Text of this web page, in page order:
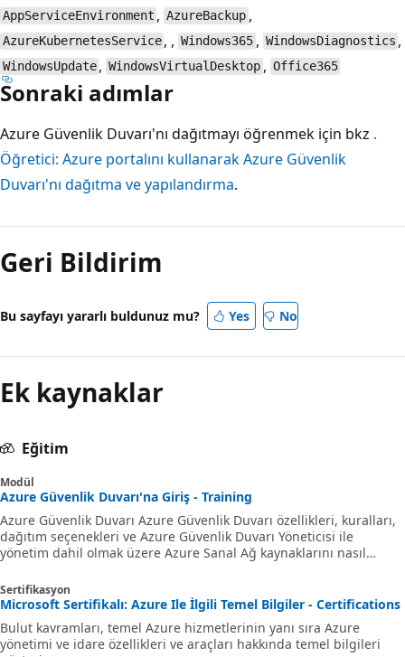
AppServiceEnvironment , AzureBackup ,
AzureKubernetesService , , Windows365 , WindowsDiagnostics ,
WindowsUpdate , WindowsVirtualDesktop , Office365
Sonraki adımlar
Azure Güvenlik Duvarı'nı dağıtmayı öğrenmek için bkz .
Öğretici: Azure portalını kullanarak Azure Güvenlik
Duvarı'nı dağıtma ve yapılandırma.
Geri Bildirim
Bu sayfayı yararlı buldunuz mu? Yes No
Ek kaynaklar
Eğitim
Modül
Azure Güvenlik Duvarı'na Giriş - Training
Azure Güvenlik Duvarı Azure Güvenlik Duvarı özellikleri, kuralları,
dağıtım seçenekleri ve Azure Güvenlik Duvarı Yöneticisi ile
yönetim dahil olmak üzere Azure Sanal Ağ kaynaklarını nasıl
Sertifikasyon
Microsoft Sertifikalı: Azure Ile İlgili Temel Bilgiler - Certifications
Bulut kavramları, temel Azure hizmetlerinin yanı sıra Azure
yönetimi ve idare özellikleri ve araçları hakkında temel bilgileri